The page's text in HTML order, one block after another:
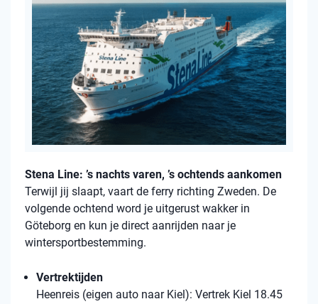
Stena Line: ’s nachts varen, ’s ochtends aankomen
Terwijl jij slaapt, vaart de ferry richting Zweden. De
volgende ochtend word je uitgerust wakker in
Göteborg en kun je direct aanrijden naar je
wintersportbestemming.
Vertrektijden
Heenreis (eigen auto naar Kiel): Vertrek Kiel 18.45